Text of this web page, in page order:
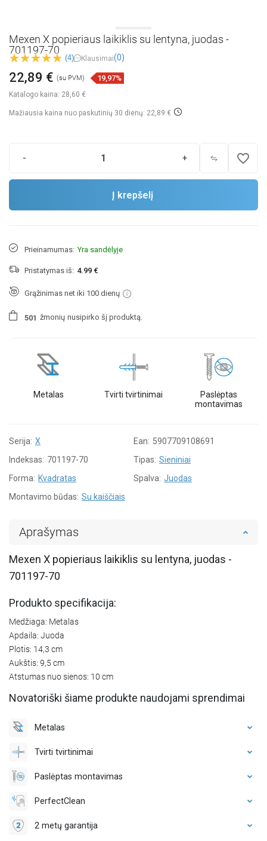
Mexen X popieriaus laikiklis su lentyna, juodas -
701197-70
(4) Klausimai(0)
Katalogo kaina: 28,60 €
22,89 € (su PVM) 19,97%
Mažiausia kaina nuo paskutinių 30 dienų: 22,89 €
- + favorite_border
Į krepšelį
Prieinamumas: Yra sandėlyje
Pristatymas iš: 4.99 €
Grąžinimas net iki 100 dienų
501 žmonių nusipirko šį produktą.
Metalas Tvirti tvirtinimai
Paslėptas
montavimas
Serija: X Ean: 5907709108691
Indeksas: 701197-70 Tipas: Sieniniai
Forma: Kvadratas Spalva: Juodas
Montavimo būdas: Su kaiščiais
Aprašymas
Mexen X popieriaus laikiklis su lentyna, juodas -
701197-70
Produkto specifikacija:
Medžiaga: Metalas
Apdaila: Juoda
Plotis: 14,3 cm
Aukštis: 9,5 cm
Atstumas nuo sienos: 10 cm
Novatoriški šiame produkte naudojami sprendimai
Metalas
Tvirti tvirtinimai
Paslėptas montavimas
PerfectClean
2 metų garantija